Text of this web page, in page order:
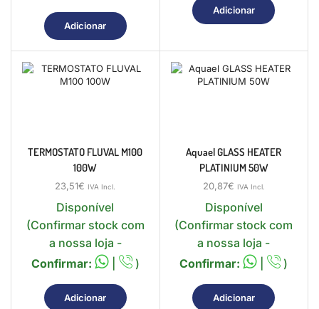
Adicionar
Adicionar
TERMOSTATO FLUVAL M100
100W
23,51€ IVA Incl.
Disponível
(Confirmar stock com
a nossa loja -
Confirmar:
| )
Adicionar
Aquael GLASS HEATER
PLATINIUM 50W
20,87€ IVA Incl.
Disponível
(Confirmar stock com
a nossa loja -
Confirmar:
| )
Adicionar